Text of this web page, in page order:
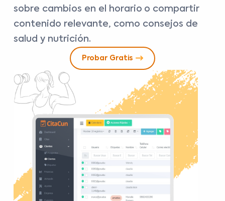
sobre cambios en el horario o compartir
contenido relevante, como consejos de
salud y nutrición.
Probar Gratis